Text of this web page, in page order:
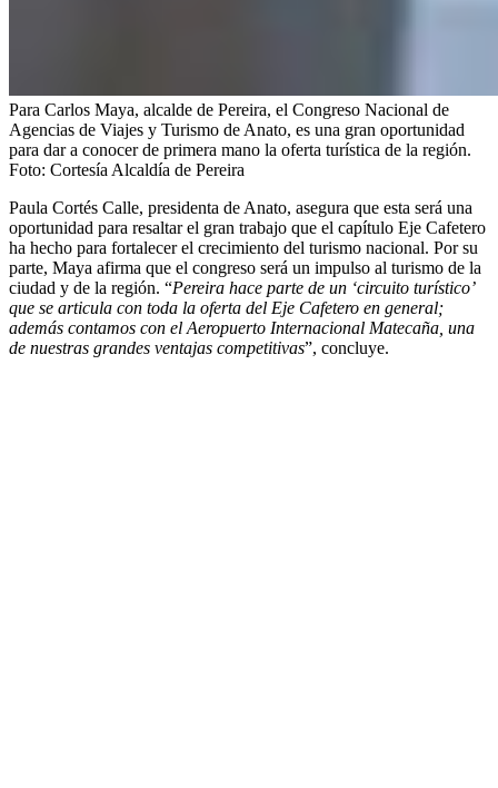
Para Carlos Maya, alcalde de Pereira, el Congreso Nacional de
Agencias de Viajes y Turismo de Anato, es una gran oportunidad
para dar a conocer de primera mano la oferta turística de la región.
Foto: Cortesía Alcaldía de Pereira
Paula Cortés Calle, presidenta de Anato, asegura que esta será una
oportunidad para resaltar el gran trabajo que el capítulo Eje Cafetero
ha hecho para fortalecer el crecimiento del turismo nacional. Por su
parte, Maya afirma que el congreso será un impulso al turismo de la
ciudad y de la región. “Pereira hace parte de un ‘circuito turístico’
que se articula con toda la oferta del Eje Cafetero en general;
además contamos con el Aeropuerto Internacional Matecaña, una
de nuestras grandes ventajas competitivas”, concluye.